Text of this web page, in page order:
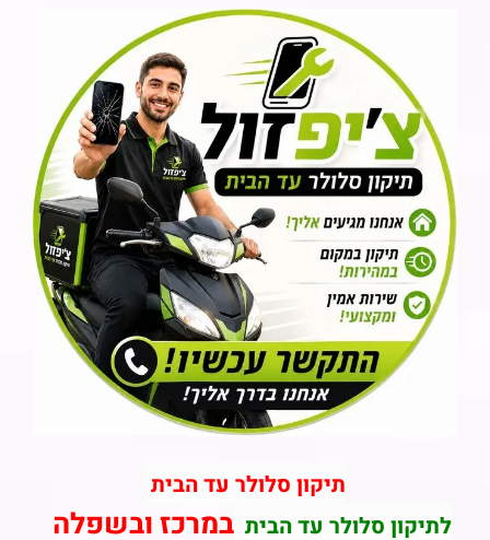
תיקון סלולר עד הבית
לתיקון סלולר עד הביתבמרכז ובשפלה